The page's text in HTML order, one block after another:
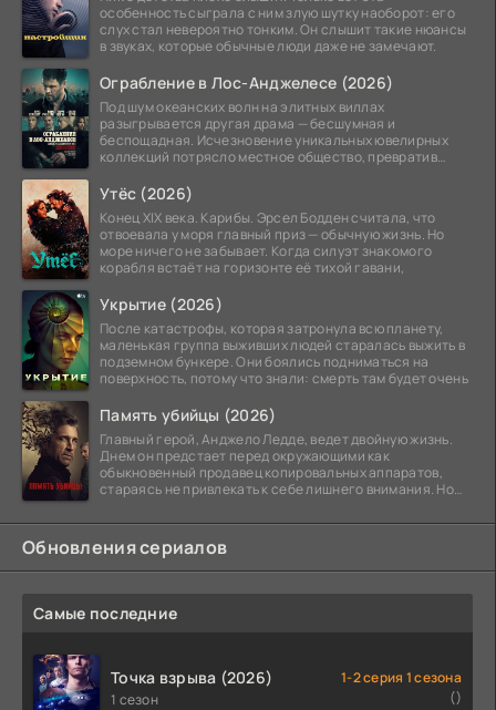
особенность сыграла с ним злую шутку наоборот: его
слух стал невероятно тонким. Он слышит такие нюансы
в звуках, которые обычные люди даже не замечают.
Ограбление в Лос-Анджелесе (2026)
Под шум океанских волн на элитных виллах
разыгрывается другая драма — бесшумная и
беспощадная. Исчезновение уникальных ювелирных
коллекций потрясло местное общество, превратив
Утёс (2026)
Конец XIX века. Карибы. Эрсел Бодден считала, что
отвоевала у моря главный приз — обычную жизнь. Но
море ничего не забывает. Когда силуэт знакомого
корабля встаёт на горизонте её тихой гавани,
Укрытие (2026)
После катастрофы, которая затронула всю планету,
маленькая группа выживших людей старалась выжить в
подземном бункере. Они боялись подниматься на
поверхность, потому что знали: смерть там будет очень
Память убийцы (2026)
Главный герой, Анджело Ледде, ведет двойную жизнь.
Днем он предстает перед окружающими как
обыкновенный продавец копировальных аппаратов,
стараясь не привлекать к себе лишнего внимания. Но
Обновления сериалов
Самые последние
Точка взрыва (2026)
1 сезон
1-2 серия 1 сезона
()